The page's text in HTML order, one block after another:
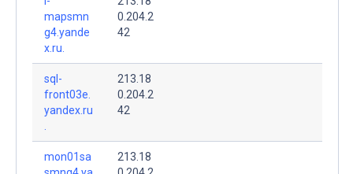
mapsmn
g4.yande
x.ru.
0.204.2
42
sql-
front03e.
yandex.ru
213.18
0.204.2
42
mon01sa
213.18